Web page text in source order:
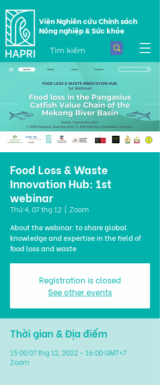
Viện Nghiên cứu Chính sách
Nông nghiệp & Sức khỏe
Food Loss & Waste
Innovation Hub: 1st
webinar
Thứ 4, 07 thg 12
Zoom
About the webinar: to share global
knowledge and expertise in the field of
food loss and waste
Registration is closed
See other events
Thời gian & Địa điểm
15:00 07 thg 12, 2022 – 16:00 GMT+7
Zoom